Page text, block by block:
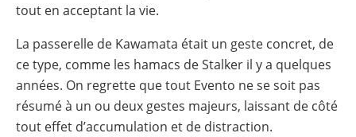
tout en acceptant la vie.
La passerelle de Kawamata était un geste concret, de
ce type, comme les hamacs de Stalker il y a quelques
années. On regrette que tout Evento ne se soit pas
résumé à un ou deux gestes majeurs, laissant de côté
tout effet d’accumulation et de distraction.